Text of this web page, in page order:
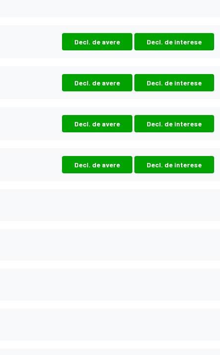
Decl. de avere Decl. de interese
Decl. de avere Decl. de interese
Decl. de avere Decl. de interese
Decl. de avere Decl. de interese